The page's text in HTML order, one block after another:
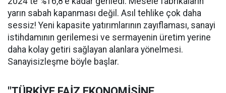
yarın sabah kapanması değil. Asıl tehlike çok daha
sessiz! Yeni kapasite yatırımlarının zayıflaması, sanayi
istihdamının gerilemesi ve sermayenin üretim yerine
daha kolay getiri sağlayan alanlara yönelmesi.
Sanayisizleşme böyle başlar.